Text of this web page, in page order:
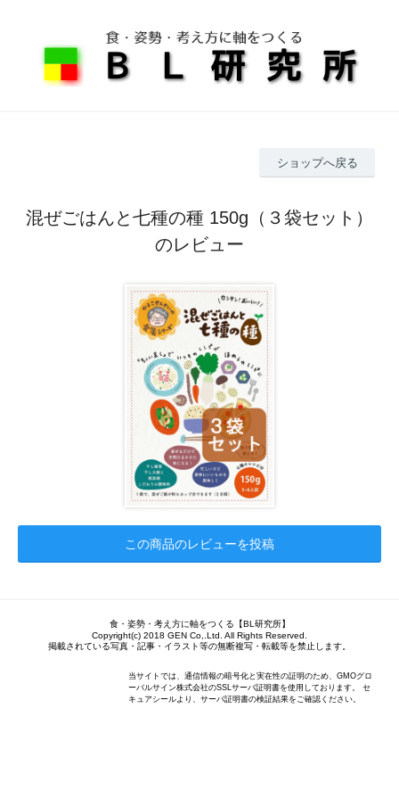
ショップへ戻る
混ぜごはんと七種の種 150g（３袋セット）
のレビュー
この商品のレビューを投稿
食・姿勢・考え方に軸をつくる【BL研究所】
Copyright(c) 2018 GEN Co,.Ltd. All Rights Reserved.
掲載されている写真・記事・イラスト等の無断複写・転載等を禁止します。
当サイトでは、通信情報の暗号化と実在性の証明のため、GMOグロ
ーバルサイン株式会社のSSLサーバ証明書を使用しております。 セ
キュアシールより、サーバ証明書の検証結果をご確認ください。